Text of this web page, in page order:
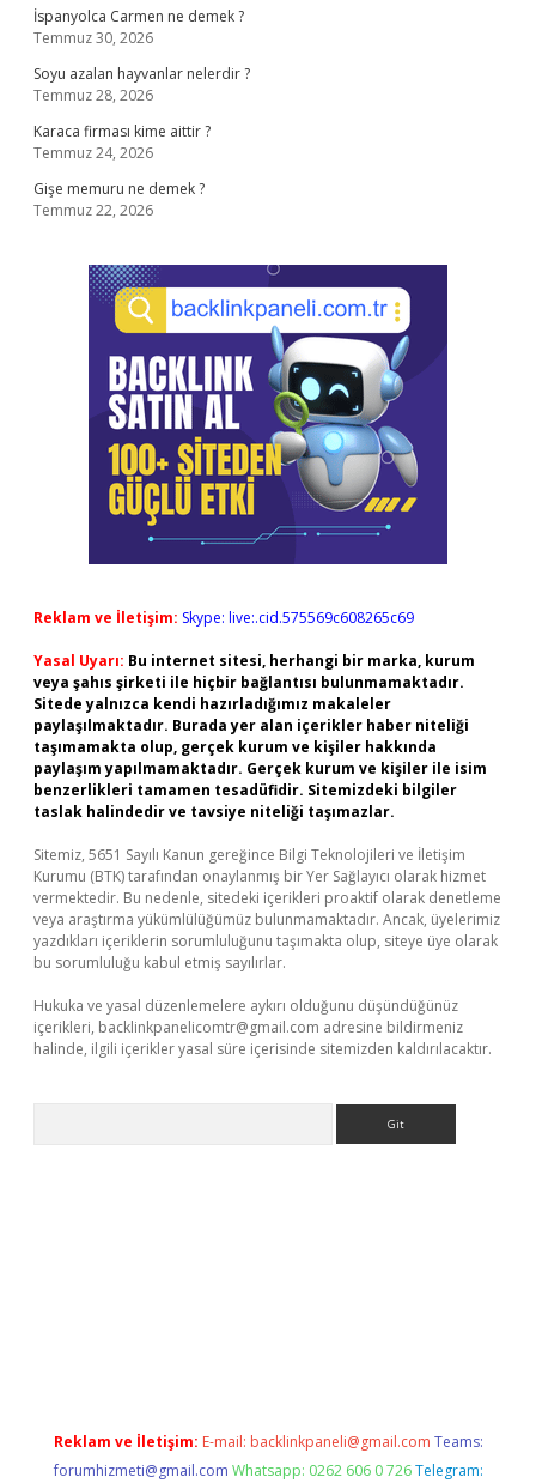
İspanyolca Carmen ne demek ?
Temmuz 30, 2026
Soyu azalan hayvanlar nelerdir ?
Temmuz 28, 2026
Karaca firması kime aittir ?
Temmuz 24, 2026
Gişe memuru ne demek ?
Temmuz 22, 2026
Reklam ve İletişim: Skype: live:.cid.575569c608265c69
Yasal Uyarı: Bu internet sitesi, herhangi bir marka, kurum
veya şahıs şirketi ile hiçbir bağlantısı bulunmamaktadır.
Sitede yalnızca kendi hazırladığımız makaleler
paylaşılmaktadır. Burada yer alan içerikler haber niteliği
taşımamakta olup, gerçek kurum ve kişiler hakkında
paylaşım yapılmamaktadır. Gerçek kurum ve kişiler ile isim
benzerlikleri tamamen tesadüfidir. Sitemizdeki bilgiler
taslak halindedir ve tavsiye niteliği taşımazlar.
Sitemiz, 5651 Sayılı Kanun gereğince Bilgi Teknolojileri ve İletişim
Kurumu (BTK) tarafından onaylanmış bir Yer Sağlayıcı olarak hizmet
vermektedir. Bu nedenle, sitedeki içerikleri proaktif olarak denetleme
veya araştırma yükümlülüğümüz bulunmamaktadır. Ancak, üyelerimiz
yazdıkları içeriklerin sorumluluğunu taşımakta olup, siteye üye olarak
bu sorumluluğu kabul etmiş sayılırlar.
Hukuka ve yasal düzenlemelere aykırı olduğunu düşündüğünüz
içerikleri, backlinkpanelicomtr@gmail.com adresine bildirmeniz
halinde, ilgili içerikler yasal süre içerisinde sitemizden kaldırılacaktır.
Reklam ve İletişim: E-mail: backlinkpaneli@gmail.com Teams:
forumhizmeti@gmail.com Whatsapp: 0262 606 0 726 Telegram: